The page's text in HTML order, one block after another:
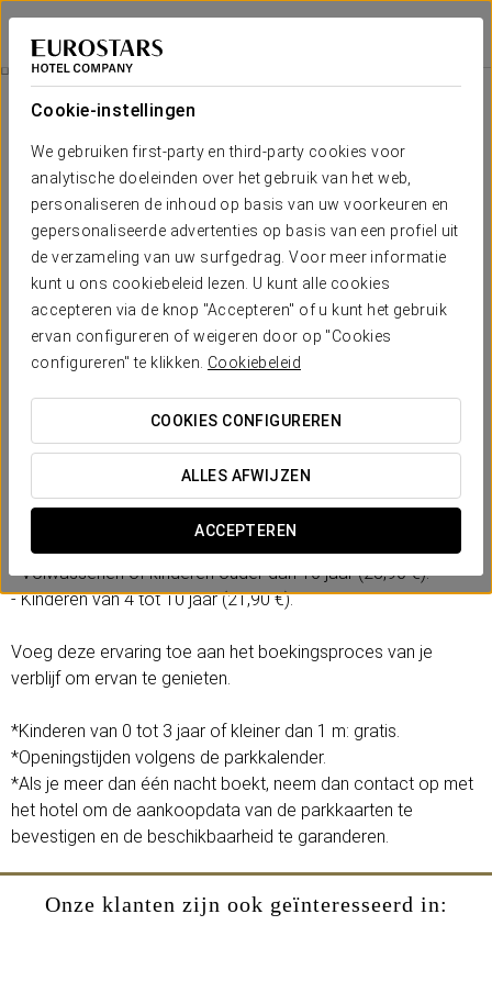
Cookie-instellingen
We gebruiken first-party en third-party cookies voor
analytische doeleinden over het gebruik van het web,
personaliseren de inhoud op basis van uw voorkeuren en
gepersonaliseerde advertenties op basis van een profiel uit
de verzameling van uw surfgedrag. Voor meer informatie
kunt u ons cookiebeleid lezen. U kunt alle cookies
accepteren via de knop "Accepteren" of u kunt het gebruik
ervan configureren of weigeren door op "Cookies
configureren" te klikken. Cookiebeleid
COOKIES CONFIGUREREN
ALLES AFWIJZEN
ACCEPTEREN
Eurostars Al-Ándalus Palace
SEVILLA
Agua Mágica-Ticket
Vanaf €21,90
Agua Mágica-ticket
Geniet van een prachtige dag in het Agua Mágica-themapark.
- 1 volledige dag toegang tot het Agua Mágica-themapark.
Selecteer de optie op basis van leeftijd:
- Volwassenen of kinderen ouder dan 10 jaar (28,90 €).
- Kinderen van 4 tot 10 jaar (21,90 €).
Voeg deze ervaring toe aan het boekingsproces van je
verblijf om ervan te genieten.
*Kinderen van 0 tot 3 jaar of kleiner dan 1 m: gratis.
*Openingstijden volgens de parkkalender.
*Als je meer dan één nacht boekt, neem dan contact op met
het hotel om de aankoopdata van de parkkaarten te
bevestigen en de beschikbaarheid te garanderen.
Onze klanten zijn ook geïnteresseerd in: